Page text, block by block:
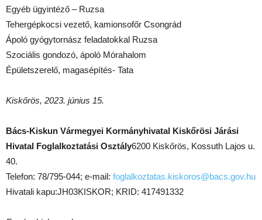
Egyéb ügyintéző – Ruzsa
Tehergépkocsi vezető, kamionsofőr Csongrád
Ápoló gyógytornász feladatokkal Ruzsa
Szociális gondozó, ápoló Mórahalom
Épületszerelő, magasépítés- Tata
Kiskőrös, 2023. június 15.
Bács-Kiskun Vármegyei Kormányhivatal Kiskőrösi Járási
Hivatal Foglalkoztatási Osztály6200 Kiskőrös, Kossuth Lajos u.
40.
Telefon: 78/795-044; e-mail: foglalkoztatas.kiskoros@bacs.gov.hu
Hivatali kapu:JH03KISKOR; KRID: 417491332